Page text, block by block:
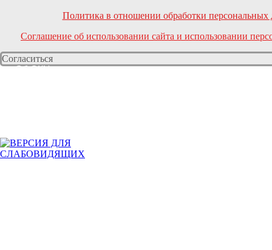
Об ОКЦ
Политика в отношении обработки персональных
Соглашение об использовании сайта и использовании
Согласиться